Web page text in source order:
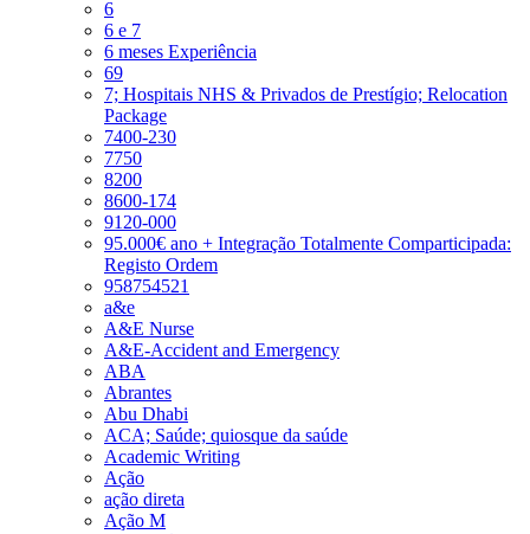
6
6 e 7
6 meses Experiência
69
7; Hospitais NHS & Privados de Prestígio; Relocation
Package
7400-230
7750
8200
8600-174
9120-000
95.000€ ano + Integração Totalmente Comparticipada:
Registo Ordem
958754521
a&e
A&E Nurse
A&E-Accident and Emergency
ABA
Abrantes
Abu Dhabi
ACA; Saúde; quiosque da saúde
Academic Writing
Ação
ação direta
Ação M